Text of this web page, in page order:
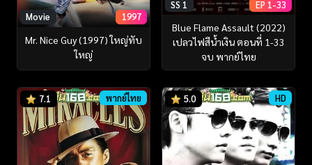
Movie 1997
Mr. Nice Guy (1997) ใหญ่ทับ
ใหญ่
SS 1 EP 1-33
Blue Flame Assault (2022)
เปลวไฟสีน้ำเงิน ตอนที่ 1-33
จบ พากย์ไทย
7.1 พากย์ไทย 5.0 HD